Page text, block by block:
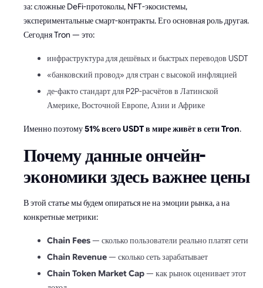
за: сложные DeFi-протоколы, NFT-экосистемы,
экспериментальные смарт-контракты. Его основная роль другая.
Сегодня Tron — это:
инфраструктура для дешёвых и быстрых переводов USDT
«банковский провод» для стран с высокой инфляцией
де-факто стандарт для P2P-расчётов в Латинской
Америке, Восточной Европе, Азии и Африке
Именно поэтому51% всего USDT в мире живёт в сети Tron.
Почему данные ончейн-
экономики здесь важнее цены
В этой статье мы будем опираться не на эмоции рынка, а на
конкретные метрики:
Chain Fees— сколько пользователи реально платят сети
Chain Revenue— сколько сеть зарабатывает
Chain Token Market Cap— как рынок оценивает этот